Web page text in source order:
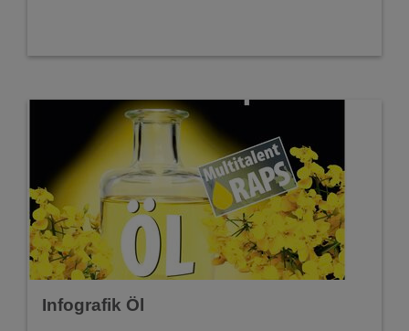
Infografik Öl